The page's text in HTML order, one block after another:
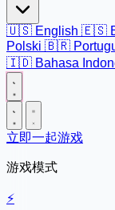
🇺🇸 English 🇪🇸
Polski 🇧🇷
🇮🇩 Bahasa
立即一起游戏
游戏模式
⚡